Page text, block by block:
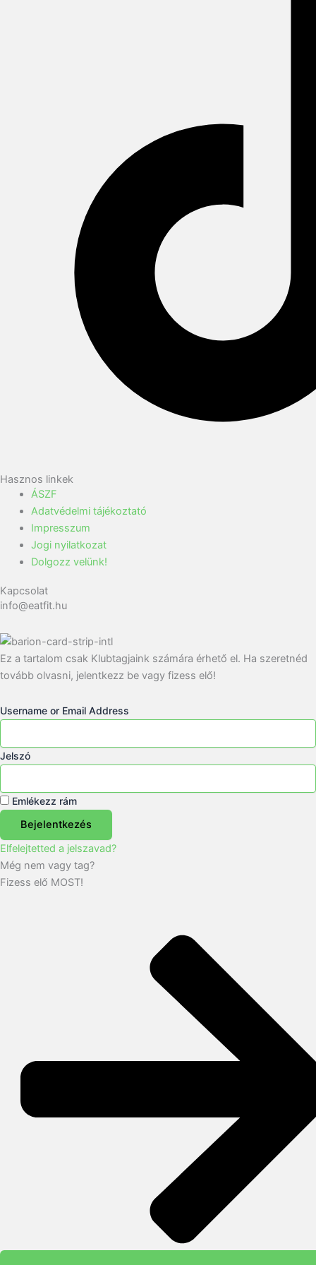
Hasznos linkek
ÁSZF
Adatvédelmi tájékoztató
Impresszum
Jogi nyilatkozat
Dolgozz velünk!
Kapcsolat
info@eatfit.hu
Ez a tartalom csak Klubtagjaink számára érhető el. Ha szeretnéd
tovább olvasni, jelentkezz be vagy fizess elő!
Username or Email Address
Jelszó
Emlékezz rám
Bejelentkezés
Elfelejtetted a jelszavad?
Még nem vagy tag?
Fizess elő MOST!